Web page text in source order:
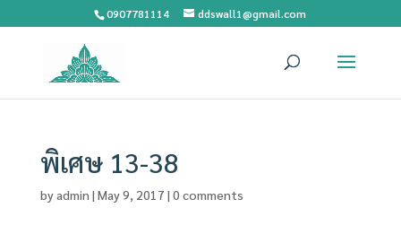
0907781114 ddswall1@gmail.com
พิเศษ 13-38
byadmin | May 9, 2017 | 0 comments